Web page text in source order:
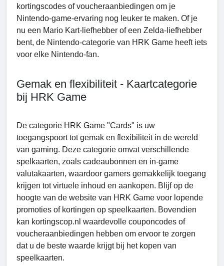
kortingscodes of voucheraanbiedingen om je
Nintendo-game-ervaring nog leuker te maken. Of je
nu een Mario Kart-liefhebber of een Zеlda-liefhebber
bent, de Nintendo-categorie van HRK Game heeft iets
voor elke Nintendo-fan.
Gemak en flexibiliteit - Kaartcategorie
bij HRK Game
De categorie HRK Game "Cards" is uw
toegangspoort tot gemak en flexibiliteit in de wereld
van gaming. Deze categorie omvat verschillende
spelkaarten, zoals cadeaubonnen en in-game
valutakaarten, waardoor gamers gemakkelijk toegang
krijgen tot virtuele inhoud en aankopen. Blijf op de
hoogte van de website van HRK Game voor lopende
promoties of kortingen op speelkaarten. Bovendien
kan kortingscop.nl waardevolle couponcodes of
voucheraanbiedingen hebben om ervoor te zorgen
dat u de beste waarde krijgt bij het kopen van
speelkaarten.